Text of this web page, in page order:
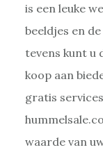
is een leuke
beeldjes en
tevens kunt u
koop aan
gratis
waarde van